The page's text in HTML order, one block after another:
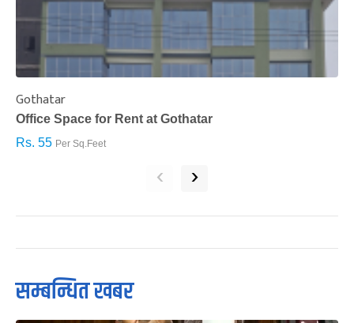
Gothatar
Office Space for Rent at Gothatar
Rs. 55 Per Sq.Feet
‹ ›
सम्बन्धित खबर